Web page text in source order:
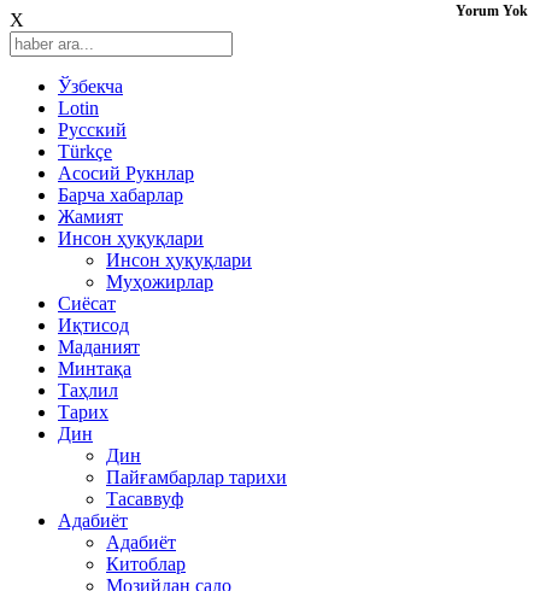
X
Ўзбекча
Lotin
Русский
Türkçe
Асосий Рукнлар
Барча хабарлар
Жамият
Инсон ҳуқуқлари
Инсон ҳуқуқлари
Муҳожирлар
Сиёсат
Иқтисод
Mаданият
Минтақа
Таҳлил
Тарих
Дин
Дин
Пайғамбарлар тарихи
Тасаввуф
Адабиёт
Адабиёт
Китоблар
Мозийдан садо
Yorum Yok